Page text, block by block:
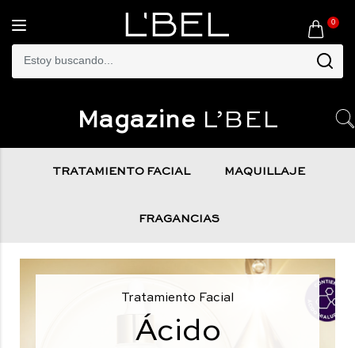
0
Magazine L’BEL
TRATAMIENTO FACIAL MAQUILLAJE
FRAGANCIAS
Tratamiento Facial
Ácido